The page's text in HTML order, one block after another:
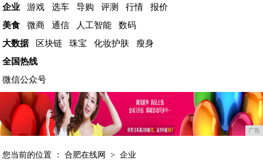
企业
游戏 选车 导购 评测 行情
报价
美食
微商 通信 人工智能
数码
大数据
区块链 珠宝 化妆护肤
瘦身
全国热线
微信公众号
广告
您当前的位置 ：合肥在线网 >企业